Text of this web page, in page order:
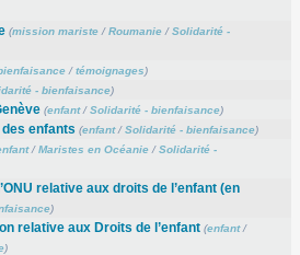
(mission mariste/Roumanie/Solidarité -
/témoignages)
- bienfaisance)
(enfant/Solidarité - bienfaisance)
enfants (enfant/Solidarité - bienfaisance)
/Maristes en Océanie/Solidarité -
relative aux droits de l’enfant (en
)
relative aux Droits de l’enfant (enfant/
)